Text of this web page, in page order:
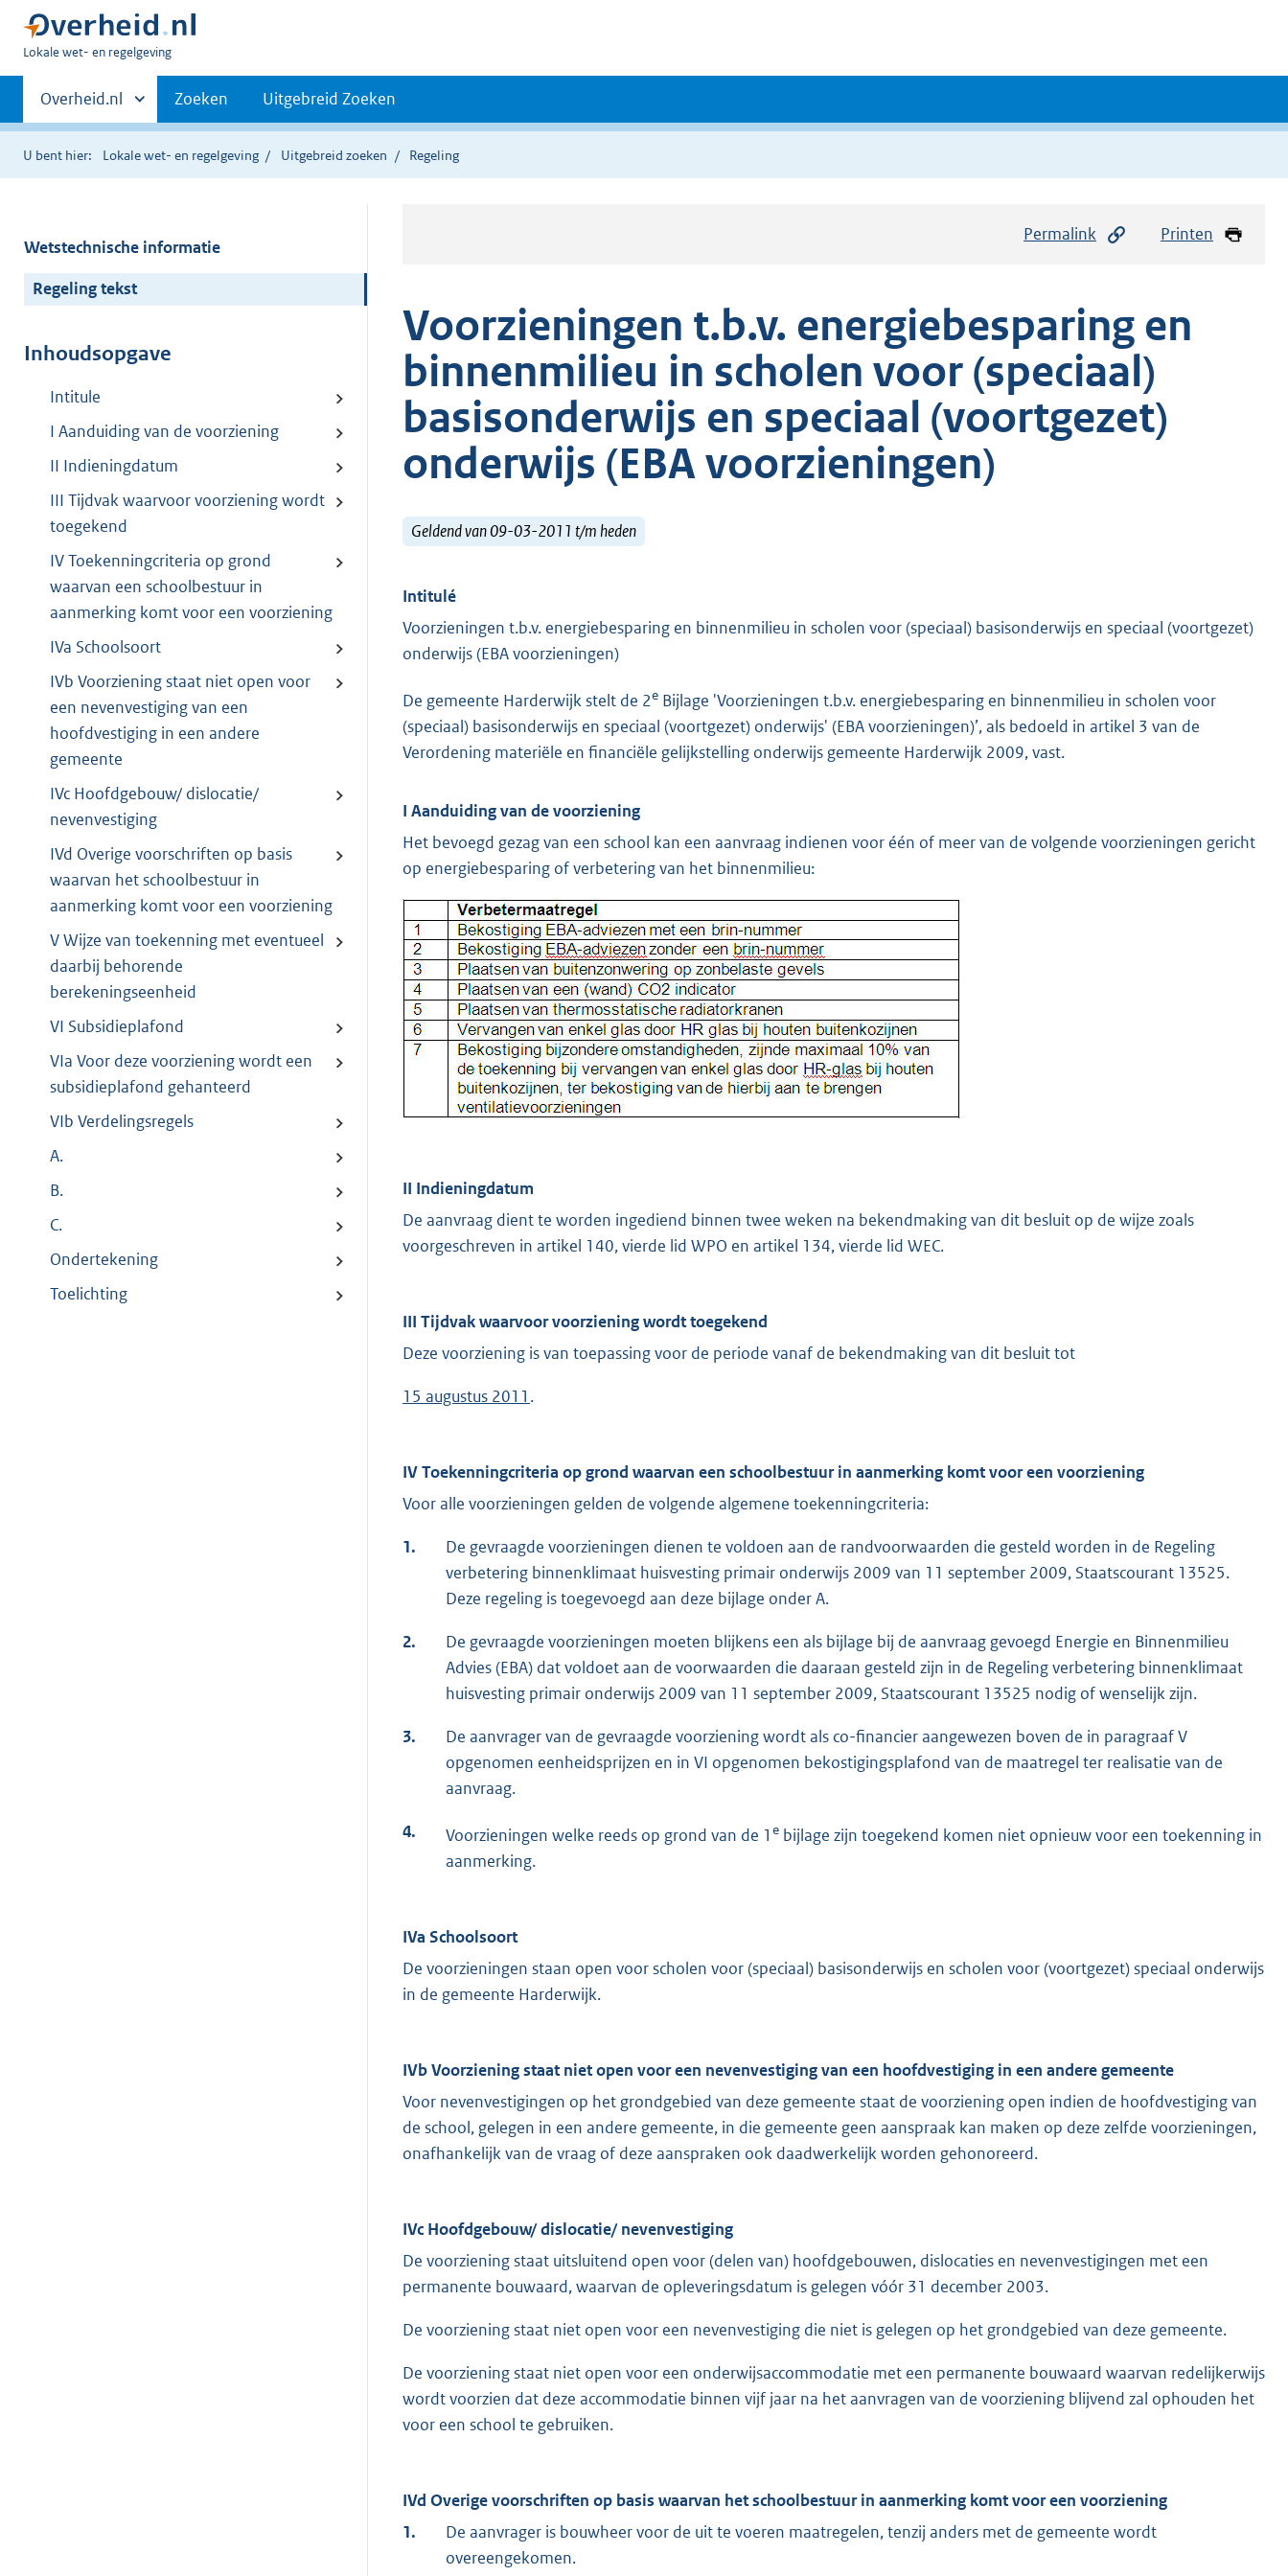
U
hier:
Lokale wet- en regelgeving
Primaire
navigatie
Andere
sites
binnen
Overheid.nl Zoeken Uitgebreid Zoeken
U bent hier: Lokale wet- en regelgeving Uitgebreid zoeken Regeling
Wetstechnische informatie
Regeling tekst
Inhoudsopgave
Intitule
I Aanduiding van de voorziening
II Indieningdatum
III Tijdvak waarvoor voorziening wordt
toegekend
IV Toekenningcriteria op grond
waarvan een schoolbestuur in
aanmerking komt voor een voorziening
IVa Schoolsoort
IVb Voorziening staat niet open voor
een nevenvestiging van een
hoofdvestiging in een andere
gemeente
IVc Hoofdgebouw/ dislocatie/
nevenvestiging
IVd Overige voorschriften op basis
waarvan het schoolbestuur in
aanmerking komt voor een voorziening
V Wijze van toekenning met eventueel
daarbij behorende
berekeningseenheid
VI Subsidieplafond
VIa Voor deze voorziening wordt een
subsidieplafond gehanteerd
VIb Verdelingsregels
A.
B.
C.
Ondertekening
Toelichting
Permalink Printen
Voorzieningen t.b.v. energiebesparing en
binnenmilieu in scholen voor (speciaal)
basisonderwijs en speciaal (voortgezet)
onderwijs (EBA voorzieningen)
Geldend van 09-03-2011 t/m heden
Intitulé
Voorzieningen t.b.v. energiebesparing en binnenmilieu in scholen voor (speciaal) basisonderwijs en speciaal (voortgezet)
onderwijs (EBA voorzieningen)
De gemeente Harderwijk stelt de 2e Bijlage 'Voorzieningen t.b.v. energiebesparing en binnenmilieu in scholen voor
(speciaal) basisonderwijs en speciaal (voortgezet) onderwijs' (EBA voorzieningen)’, als bedoeld in artikel 3 van de
Verordening materiële en financiële gelijkstelling onderwijs gemeente Harderwijk 2009, vast.
I Aanduiding van de voorziening
Het bevoegd gezag van een school kan een aanvraag indienen voor één of meer van de volgende voorzieningen gericht
op energiebesparing of verbetering van het binnenmilieu:
II Indieningdatum
De aanvraag dient te worden ingediend binnen twee weken na bekendmaking van dit besluit op de wijze zoals
voorgeschreven in artikel 140, vierde lid WPO en artikel 134, vierde lid WEC.
III Tijdvak waarvoor voorziening wordt toegekend
Deze voorziening is van toepassing voor de periode vanaf de bekendmaking van dit besluit tot
15 augustus 2011 .
IV Toekenningcriteria op grond waarvan een schoolbestuur in aanmerking komt voor een voorziening
Voor alle voorzieningen gelden de volgende algemene toekenningcriteria:
1.
De gevraagde voorzieningen dienen te voldoen aan de randvoorwaarden die gesteld worden in de Regeling
verbetering binnenklimaat huisvesting primair onderwijs 2009 van 11 september 2009, Staatscourant 13525.
Deze regeling is toegevoegd aan deze bijlage onder A.
2.
De gevraagde voorzieningen moeten blijkens een als bijlage bij de aanvraag gevoegd Energie en Binnenmilieu
Advies (EBA) dat voldoet aan de voorwaarden die daaraan gesteld zijn in de Regeling verbetering binnenklimaat
huisvesting primair onderwijs 2009 van 11 september 2009, Staatscourant 13525 nodig of wenselijk zijn.
3.
De aanvrager van de gevraagde voorziening wordt als co-financier aangewezen boven de in paragraaf V
opgenomen eenheidsprijzen en in VI opgenomen bekostigingsplafond van de maatregel ter realisatie van de
aanvraag.
4. Voorzieningen welke reeds op grond van de 1 e bijlage zijn toegekend komen niet opnieuw voor een toekenning in
aanmerking.
IVa Schoolsoort
De voorzieningen staan open voor scholen voor (speciaal) basisonderwijs en scholen voor (voortgezet) speciaal onderwijs
in de gemeente Harderwijk.
IVb Voorziening staat niet open voor een nevenvestiging van een hoofdvestiging in een andere gemeente
Voor nevenvestigingen op het grondgebied van deze gemeente staat de voorziening open indien de hoofdvestiging van
de school, gelegen in een andere gemeente, in die gemeente geen aanspraak kan maken op deze zelfde voorzieningen,
onafhankelijk van de vraag of deze aanspraken ook daadwerkelijk worden gehonoreerd.
IVc Hoofdgebouw/ dislocatie/ nevenvestiging
De voorziening staat uitsluitend open voor (delen van) hoofdgebouwen, dislocaties en nevenvestigingen met een
permanente bouwaard, waarvan de opleveringsdatum is gelegen vóór 31 december 2003.
De voorziening staat niet open voor een nevenvestiging die niet is gelegen op het grondgebied van deze gemeente.
De voorziening staat niet open voor een onderwijsaccommodatie met een permanente bouwaard waarvan redelijkerwijs
wordt voorzien dat deze accommodatie binnen vijf jaar na het aanvragen van de voorziening blijvend zal ophouden het
voor een school te gebruiken.
IVd Overige voorschriften op basis waarvan het schoolbestuur in aanmerking komt voor een voorziening
1.
De aanvrager is bouwheer voor de uit te voeren maatregelen, tenzij anders met de gemeente wordt
overeengekomen.